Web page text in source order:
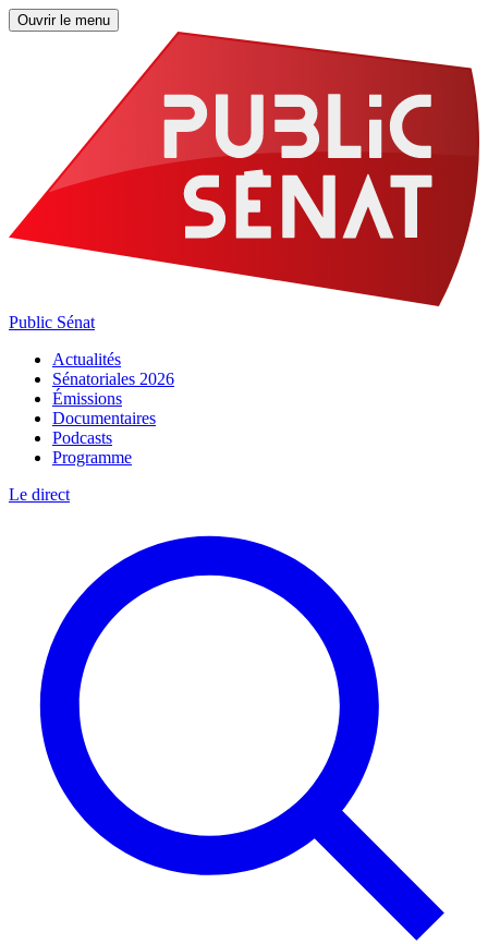
Ouvrir le menu
Public Sénat
Actualités
Sénatoriales 2026
Émissions
Documentaires
Podcasts
Programme
Le direct